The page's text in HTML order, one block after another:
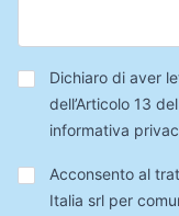
Privacy*
Dichiaro di aver
dell’Articolo 13
informativa
Trattamento
Dati
Acconsento al
Italia srl per